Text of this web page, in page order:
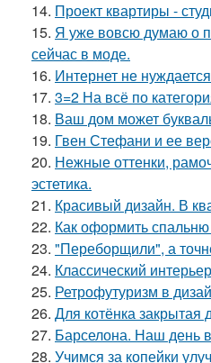
14. Проект квартиры -
15. Я уже вовсю думаю о
сейчас в моде.
16. Интернет не
17. 3=2 На всё по
18. Ваш дом может
19. Гвен Стефани и ее
20. Нежные оттенки,
эстетика.
21. Красивый дизайн. В
22. Как оформить
23. "Переборщили", а
24. Классический
25. Ретрофутуризм в
26. Для котёнка закрытая
27. Барселона. Наш день
28. Учимся за копейки